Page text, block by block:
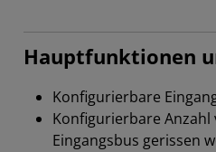
Hauptfunktionen
Konfigurierbare
Konfigurierbare Anzahl
Eingangsbus gerissen